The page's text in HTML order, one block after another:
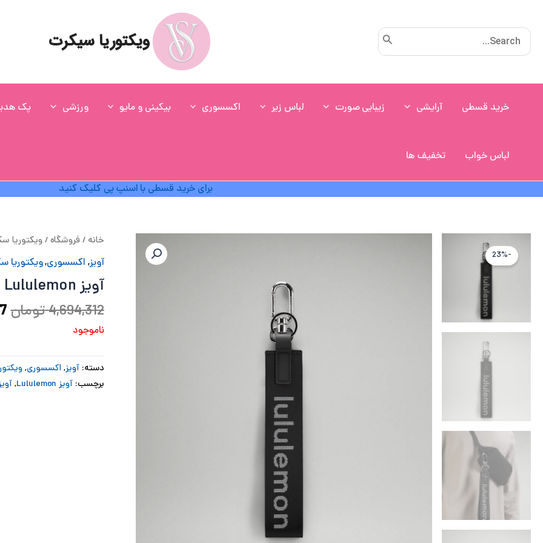
Search
for:
ویکتوریا سیکرت
خرید قسطی آرایشی زیبایی صورت لباس زیر اکسسوری بیکینی و مایو ورزشی پک
لباس خواب تخفیف ها
برای خرید قسطی با اسنپ پی کلیک کنید
-23%
خانه /فروشگاه/ویکتوریا
آویز, اکسسوری,ویکتوریا
آویز Lululemon
4,694,312تومان
ناموجود
دسته: آویز,اکسسوری,
برچسب: آویز Lululemon ,